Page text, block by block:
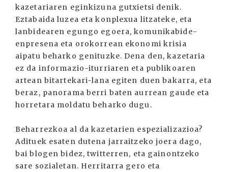
kazetariaren eginkizuna gutxietsi denik.
Eztabaida luzea eta konplexua litzateke, eta
lanbidearen egungo egoera, komunikabide-
enpresena eta orokorrean ekonomi krisia
aipatu beharko genituzke. Dena den, kazetaria
ez da informazio-iturriaren eta publikoaren
artean bitartekari-lana egiten duen bakarra, eta
beraz, panorama berri baten aurrean gaude eta
horretara moldatu beharko dugu.
Beharrezkoa al da kazetarien espezializazioa?
Adituek esaten dutena jarraitzeko joera dago,
bai blogen bidez, twitterren, eta gainontzeko
sare sozialetan. Herritarra gero eta